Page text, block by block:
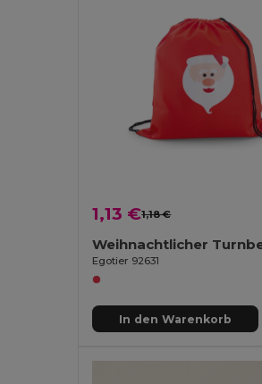
1,13 €1,18 €
Weihnachtlicher
Egotier 92631
In den Warenkorb